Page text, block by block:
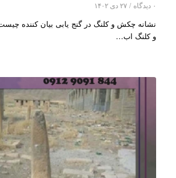
۰ دیدگاه / ۲۷ دی ۱۴۰۲
نشانه چکش و کلنگ در گنج یابی بیان کننده
و کلنگ اب…